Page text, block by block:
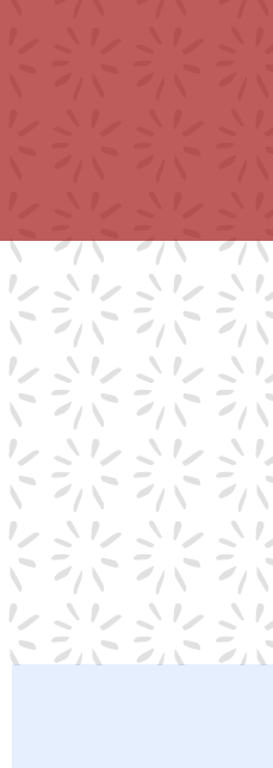
CẨM NANG
TÌM HIỂU THÊM
TOP ĐẦU
DANH SÁCH CÁC